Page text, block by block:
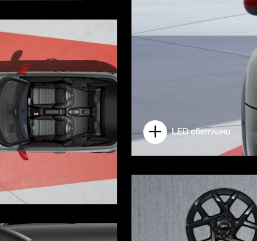
LED светлини